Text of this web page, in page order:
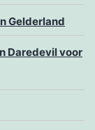
Gelderland
Daredevil voor